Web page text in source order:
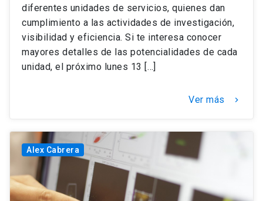
diferentes unidades de servicios, quienes dan
cumplimiento a las actividades de investigación,
visibilidad y eficiencia. Si te interesa conocer
mayores detalles de las potencialidades de cada
unidad, el próximo lunes 13 […]
Ver más keyboard_arrow_right
Alex Cabrera